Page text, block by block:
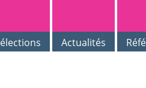
Sélections Actualités